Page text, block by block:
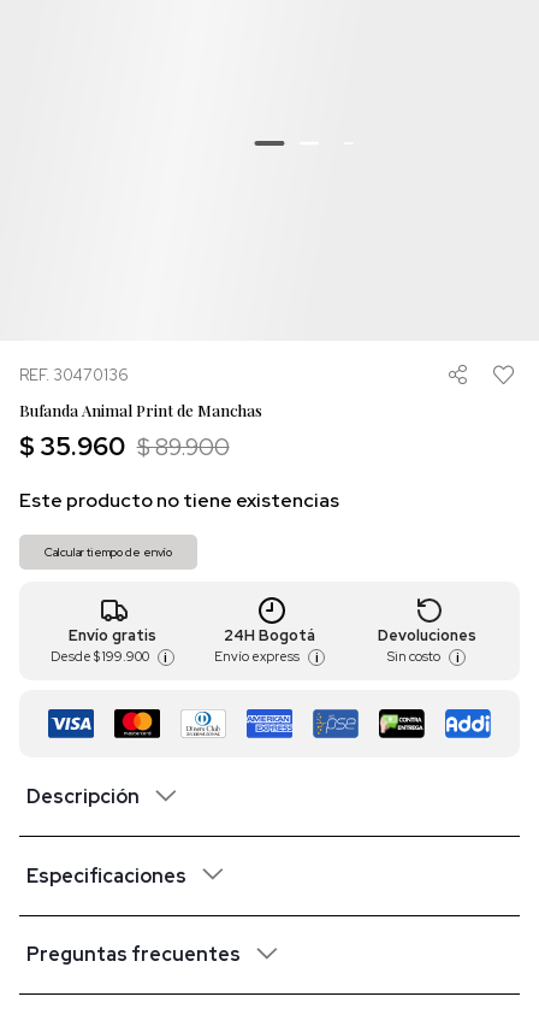
REF. 30470136
Bufanda Animal Print de Manchas
$ 35.960 $ 89.900
Este producto no tiene existencias
Calcular tiempo de envío
Envío gratis
Desde $ 199.900 i
24H Bogotá
Envío express i
Devoluciones
Sin costo i
Descripción
Especificaciones
Preguntas frecuentes